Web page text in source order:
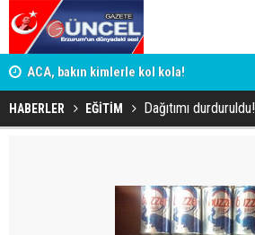
ACA, bakın kimlerle kol kola!
HABERLER EĞİTİM Dağıtımı durduruldu!